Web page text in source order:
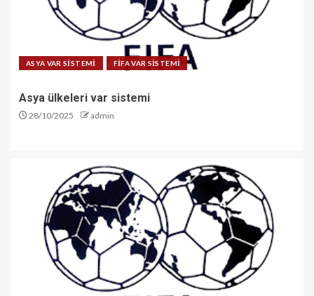
ASYA VAR SİSTEMİ FİFA VAR SİSTEMİ
Asya ülkeleri var sistemi
28/10/2025 admin